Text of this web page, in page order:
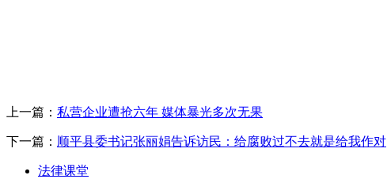
上一篇： 私营企业遭抢六年 媒体暴光多次无果
下一篇： 顺平县委书记张丽娟告诉访民：给腐败过不去就是给我作对
法律课堂